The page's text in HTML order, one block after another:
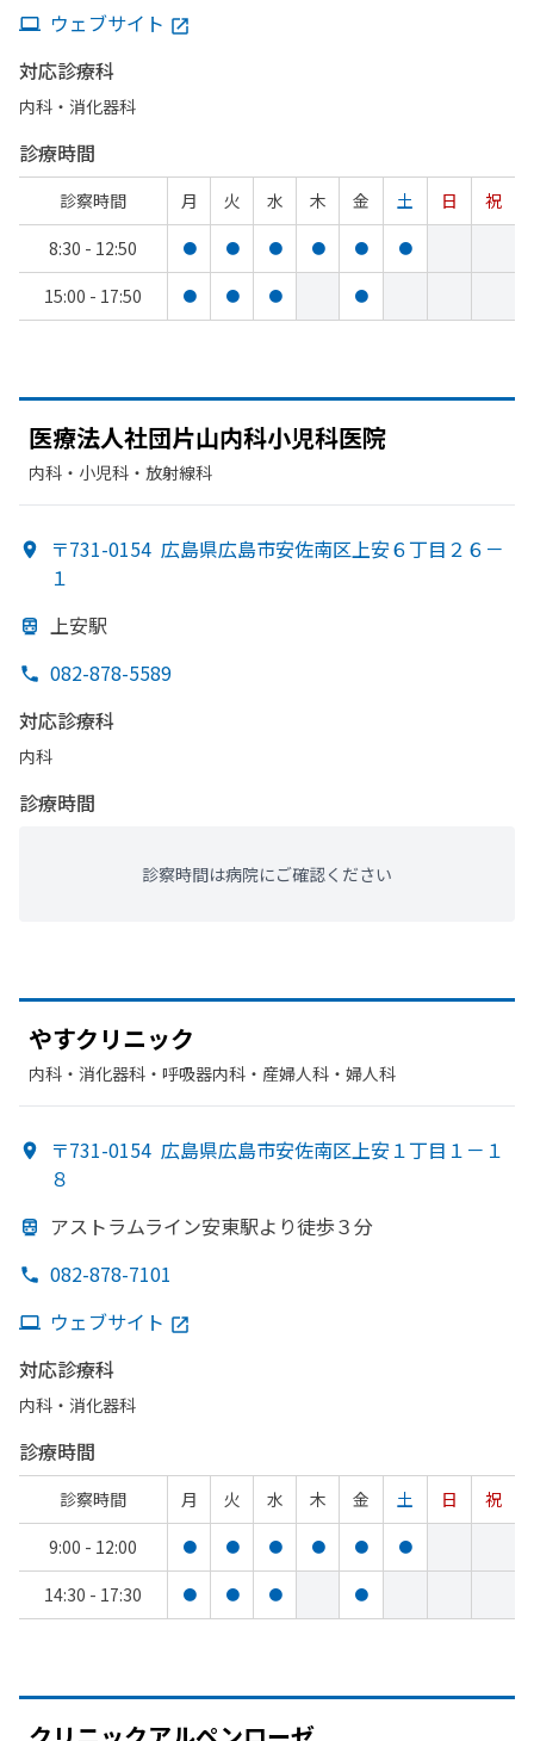
ウェブサイト
対応診療科
内科・​消化器科
診療時間
診察時間 月 火 水 木 金 土 日
祝
8:30 - 12:50
● ● ● ● ● ●
15:00 - 17:50 ● ● ● ●
医療法人社団片山内科小児科医院
内科・​小児科・​放射線科
〒731-0154 広島県広島市安佐南区上安６丁目２６－
１
上安駅
082-878-5589
対応診療科
内科
診療時間
診察時間は病院にご確認ください
やすクリニック
内科・​消化器科・​呼吸器内科・​産婦人科・​婦人科
〒731-0154 広島県広島市安佐南区上安１丁目１－１
８
アストラムライン安東駅より徒歩３分
082-878-7101
ウェブサイト
対応診療科
内科・​消化器科
診療時間
診察時間 月 火 水 木 金 土 日
祝
9:00 - 12:00
● ● ● ● ● ●
14:30 - 17:30 ● ● ● ●